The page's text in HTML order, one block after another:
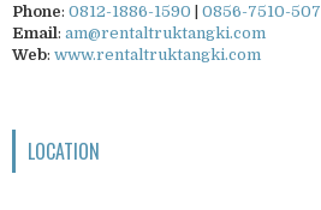
Phone: 0812-1886-1590 | 0856-7510-507
Email: am@rentaltruktangki.com
Web: www.rentaltruktangki.com
LOCATION